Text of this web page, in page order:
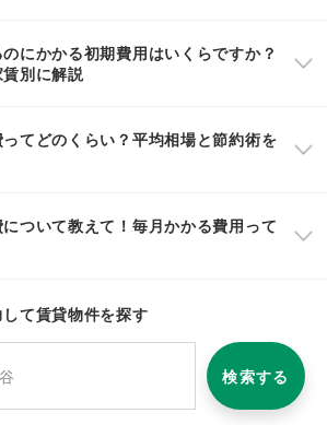
にかかる初期費用はいくらですか？
別に解説
てどのくらい？平均相場と節約術を
ついて教えて！毎月かかる費用って
て賃貸物件を探す
検索する